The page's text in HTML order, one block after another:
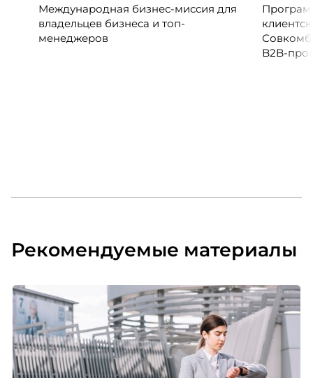
Международная бизнес-миссия для
владельцев бизнеса и топ-
менеджеров
B2B-
Рекомендуемые материалы